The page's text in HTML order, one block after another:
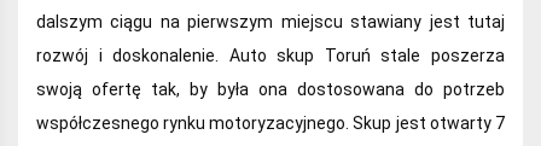
dalszym ciągu na pierwszym miejscu stawiany jest tutaj
rozwój i doskonalenie. Auto skup Toruń stale poszerza
swoją ofertę tak, by była ona dostosowana do potrzeb
współczesnego rynku motoryzacyjnego. Skup jest otwarty 7